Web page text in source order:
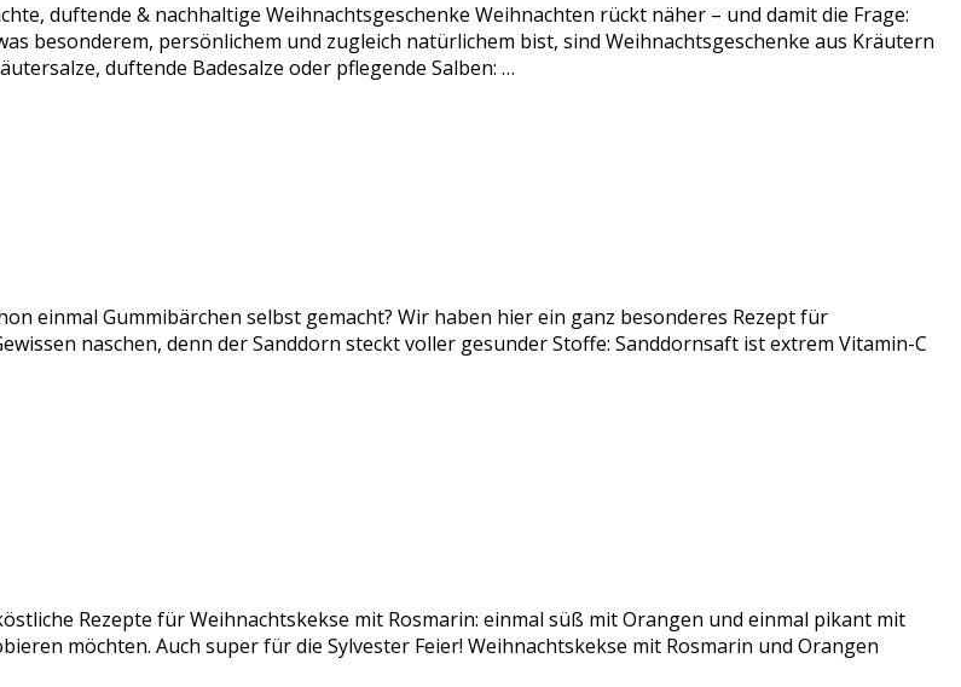
duftende & nachhaltige Weihnachtsgeschenke Weihnachten rückt näher – und damit die Frage:
besonderem, persönlichem und zugleich natürlichem bist, sind Weihnachtsgeschenke aus Kräutern
duftende Badesalze oder pflegende Salben: …
einmal Gummibärchen selbst gemacht? Wir haben hier ein ganz besonderes Rezept für
naschen, denn der Sanddorn steckt voller gesunder Stoffe: Sanddornsaft ist extrem Vitamin-C
Rezepte für Weihnachtskekse mit Rosmarin: einmal süß mit Orangen und einmal pikant mit
möchten. Auch super für die Sylvester Feier! Weihnachtskekse mit Rosmarin und Orangen